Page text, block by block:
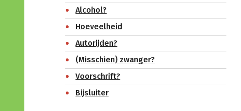
Alcohol?
Hoeveelheid
Autorijden?
(Misschien) zwanger?
Voorschrift?
Bijsluiter